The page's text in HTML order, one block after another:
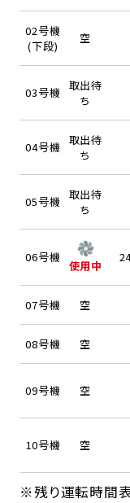
02号機
(下段)
空
03号機 取出待
ち
04号機 取出待
ち
05号機 取出待
ち
06号機
使用中
07号機 空
08号機 空
09号機 空
10号機 空
※残り運転時間